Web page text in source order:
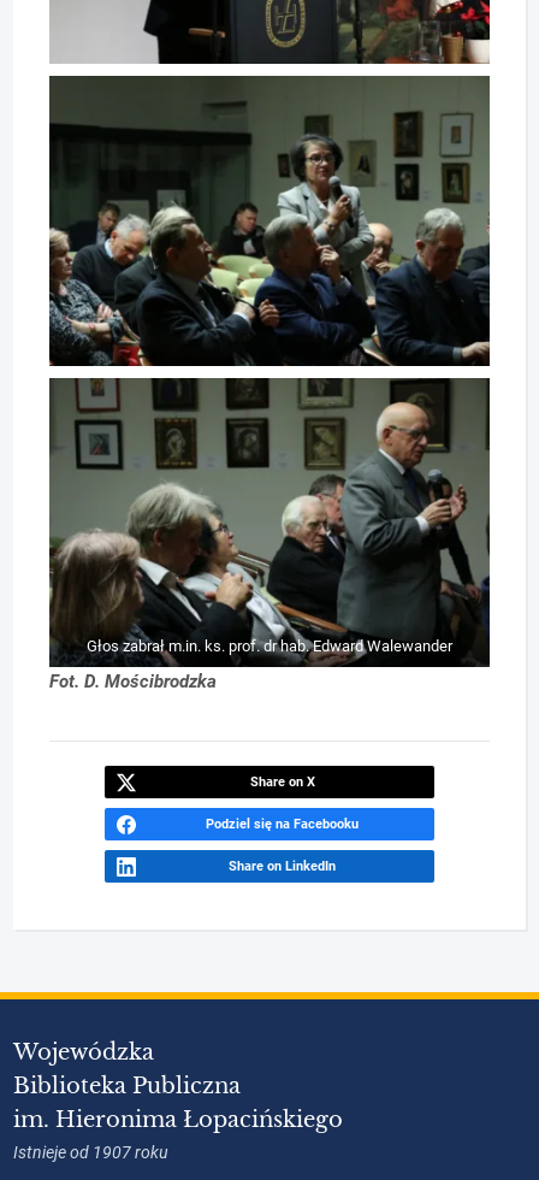
Głos zabrał m.in. ks. prof. dr hab. Edward Walewander
Fot. D. Mościbrodzka
Share on X
Podziel się na Facebooku
Share on LinkedIn
Wojewódzka
Biblioteka Publiczna
im. Hieronima Łopacińskiego
Istnieje od 1907 roku